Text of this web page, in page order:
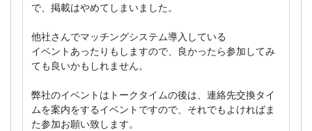
で、掲載はやめてしまいました。
他社さんでマッチングシステム導入している
イベントあったりもしますので、良かったら参加してみ
ても良いかもしれません。
弊社のイベントはトークタイムの後は、連絡先交換タイ
ムを案内をするイベントですので、それでもよければま
た参加お願い致します。